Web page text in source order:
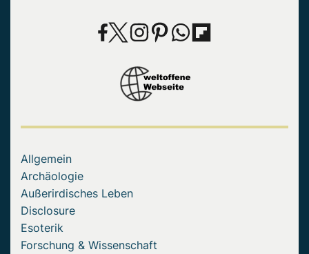
Allgemein
Archäologie
Außerirdisches Leben
Disclosure
Esoterik
Forschung & Wissenschaft